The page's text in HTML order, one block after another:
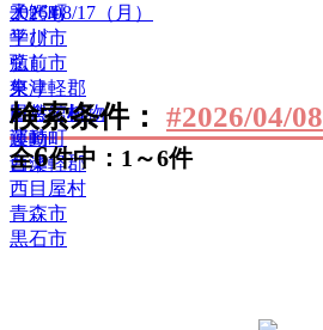
2026/08/17（月）
子ども
学び
癒し
祭り
自然・植物
運動
音楽
大鰐町
平川市
弘前市
東津軽郡
田舎館村
藤崎町
西津軽郡
西目屋村
青森市
黒石市
検索条件： #2026/04/08
全6件中：1～6件